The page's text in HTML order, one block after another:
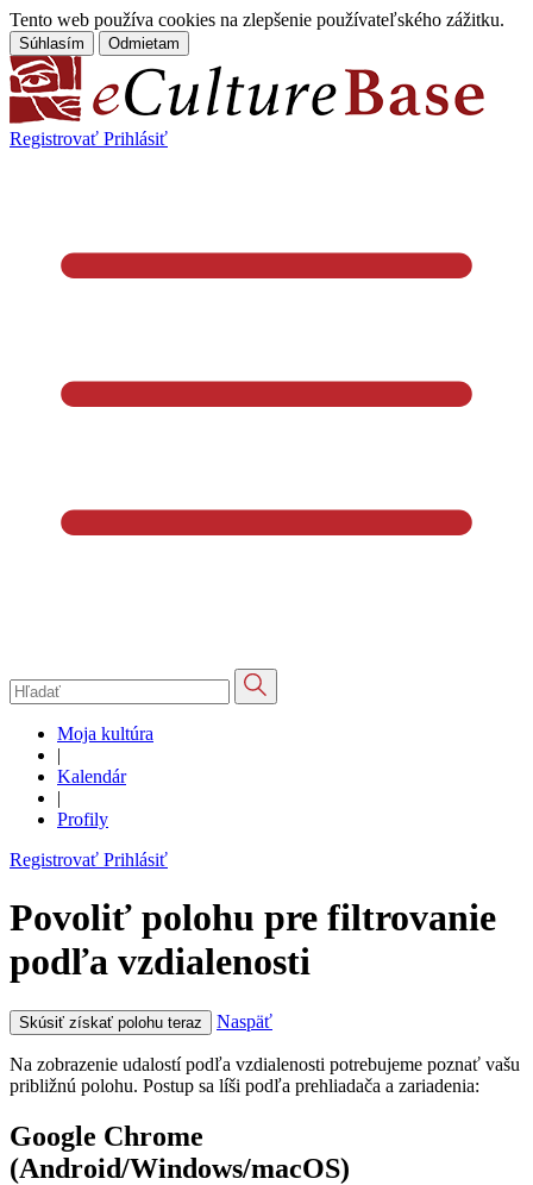
Tento web používa cookies na zlepšenie používateľského zážitku.
Súhlasím Odmietam
Registrovať Prihlásiť
Moja kultúra
|
Kalendár
|
Profily
Registrovať Prihlásiť
Povoliť polohu pre filtrovanie
podľa vzdialenosti
Skúsiť získať polohu teraz Naspäť
Na zobrazenie udalostí podľa vzdialenosti potrebujeme poznať vašu
približnú polohu. Postup sa líši podľa prehliadača a zariadenia:
Google Chrome
(Android/Windows/macOS)